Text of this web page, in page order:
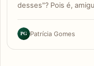
desses"? Pois é,
PG Patrícia Gomes